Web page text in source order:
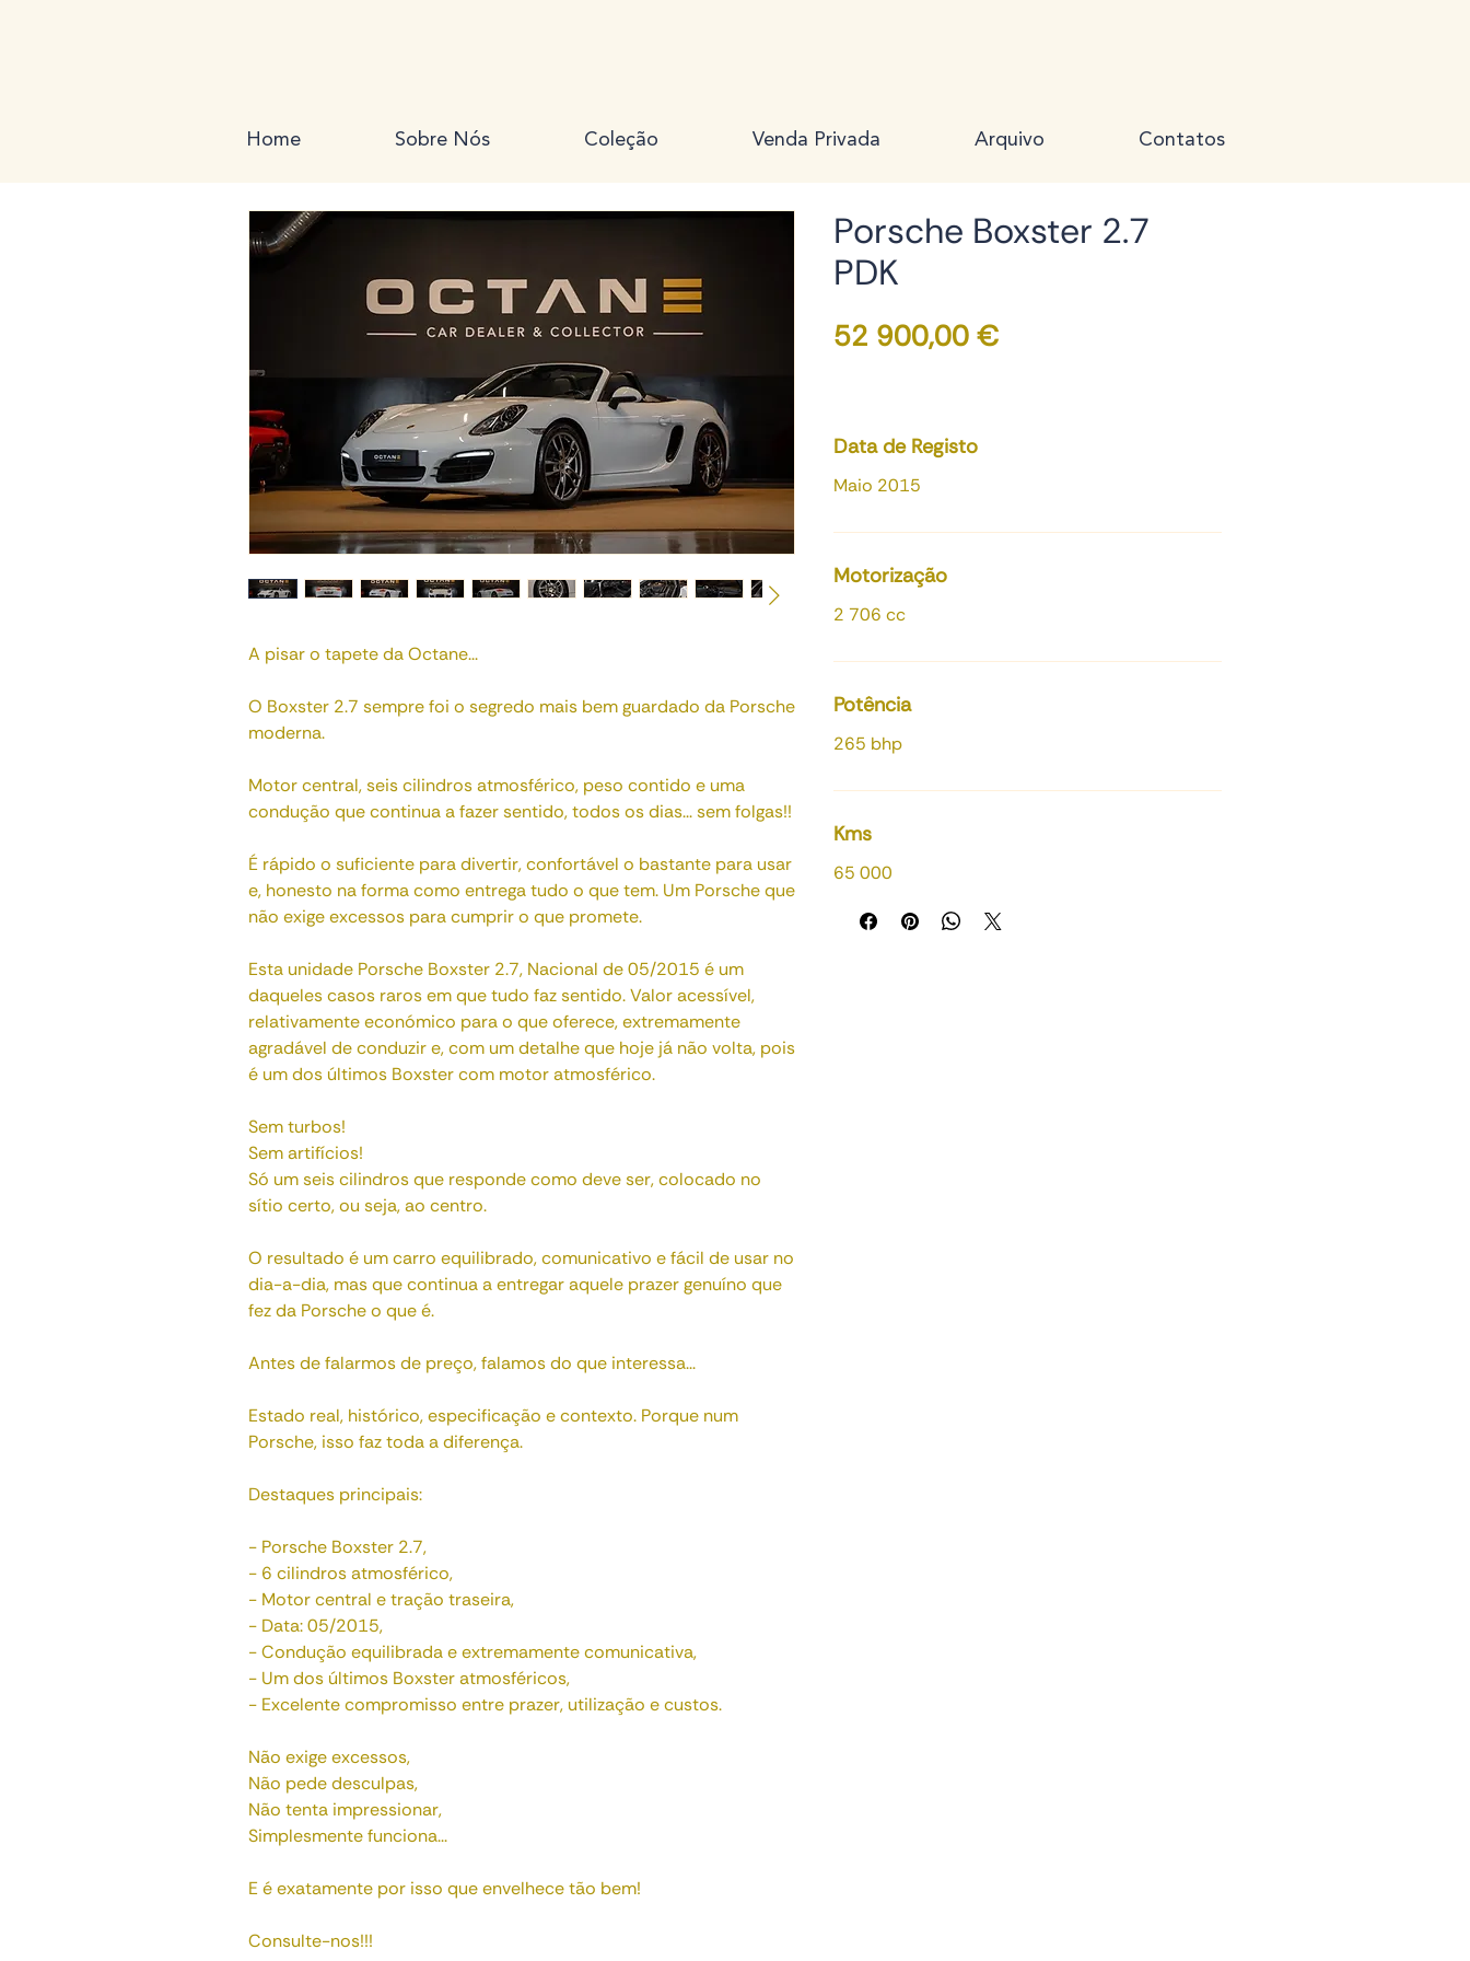
Home Sobre Nós Coleção Venda Privada Arquivo Contatos
A pisar o tapete da Octane...
O Boxster 2.7 sempre foi o segredo mais bem guardado da Porsche
moderna.
Motor central, seis cilindros atmosférico, peso contido e uma
condução que continua a fazer sentido, todos os dias... sem folgas!!
É rápido o suficiente para divertir, confortável o bastante para usar
e, honesto na forma como entrega tudo o que tem. Um Porsche que
não exige excessos para cumprir o que promete.
Esta unidade Porsche Boxster 2.7, Nacional de 05/2015 é um
daqueles casos raros em que tudo faz sentido. Valor acessível,
relativamente económico para o que oferece, extremamente
agradável de conduzir e, com um detalhe que hoje já não volta, pois
é um dos últimos Boxster com motor atmosférico.
Sem turbos!
Sem artifícios!
Só um seis cilindros que responde como deve ser, colocado no
sítio certo, ou seja, ao centro.
O resultado é um carro equilibrado, comunicativo e fácil de usar no
dia-a-dia, mas que continua a entregar aquele prazer genuíno que
fez da Porsche o que é.
Antes de falarmos de preço, falamos do que interessa...
Estado real, histórico, especificação e contexto. Porque num
Porsche, isso faz toda a diferença.
Destaques principais:
- Porsche Boxster 2.7,
- 6 cilindros atmosférico,
- Motor central e tração traseira,
- Data: 05/2015,
- Condução equilibrada e extremamente comunicativa,
- Um dos últimos Boxster atmosféricos,
- Excelente compromisso entre prazer, utilização e custos.
Não exige excessos,
Não pede desculpas,
Não tenta impressionar,
Simplesmente funciona...
E é exatamente por isso que envelhece tão bem!
Consulte-nos!!!
Porsche Boxster 2.7
PDK
52 900,00 €Preço
Data de Registo
Maio 2015
Motorização
2 706 cc
Potência
265 bhp
Kms
65 000